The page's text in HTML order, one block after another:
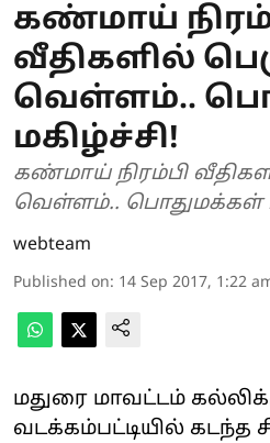
கண்மாய்
வீதிகளில்
வெள்ளம்..
மகிழ்ச்சி!
கண்மாய் நிரம்பி
வெள்ளம்.. பொதுமக்கள்
webteam
Published on: 14 Sep 2017, 1:22
மதுரை மாவட்டம்
வடக்கம்பட்டியில் கடந்த